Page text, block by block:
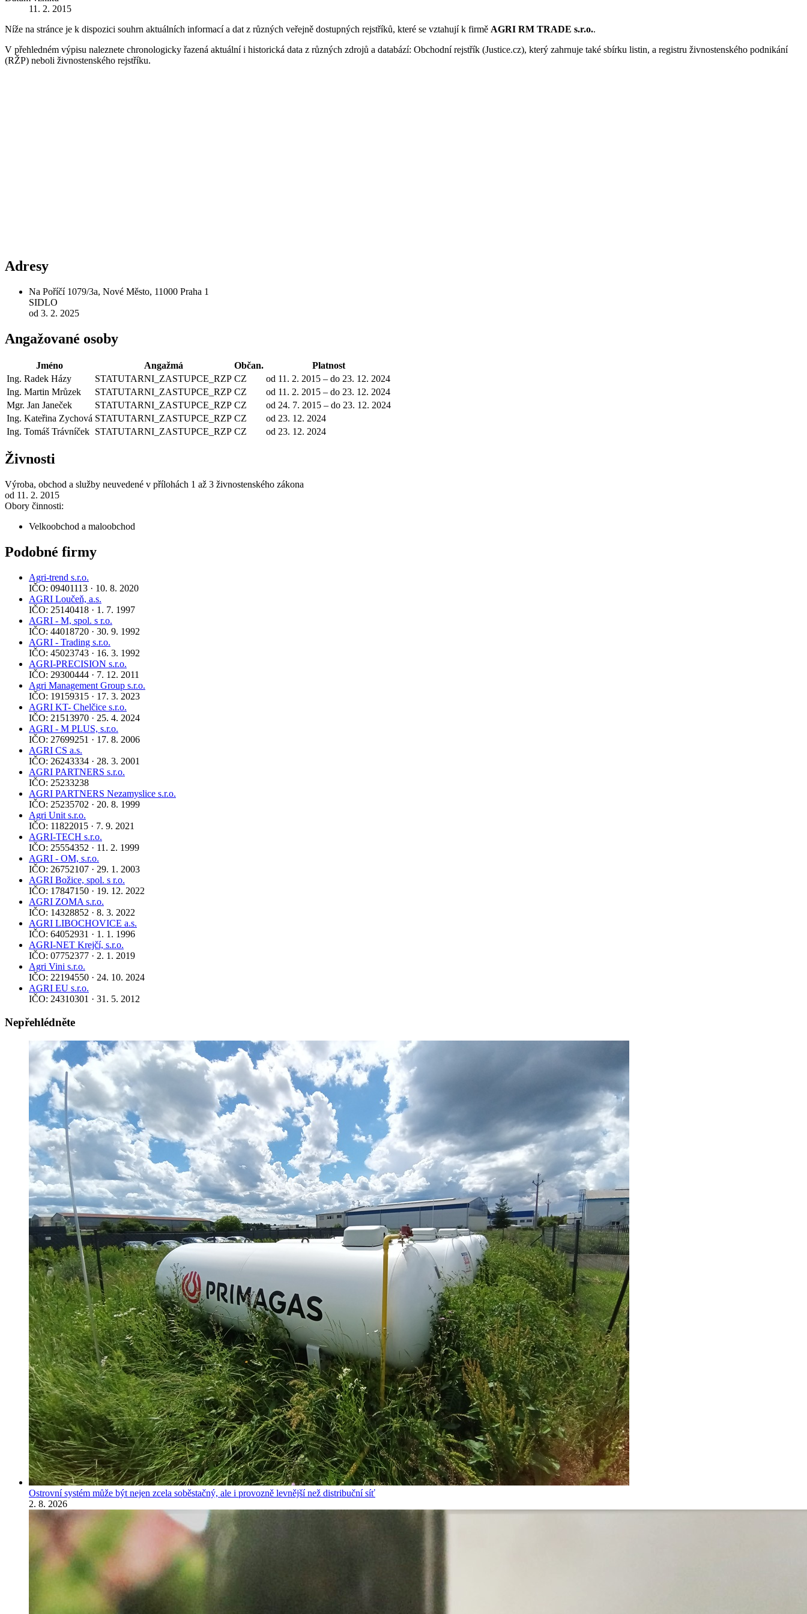
11. 2. 2015
Níže na stránce je k dispozici souhrn aktuálních informací a dat z různých veřejně dostupných rejstříků, které se vztahují k firmě AGRI RM TRADE s.r.o..
V přehledném výpisu naleznete chronologicky řazená aktuální i historická data z různých zdrojů a databází: Obchodní rejstřík (Justice.cz), který zahrnuje také sbírku listin, a registru živnostenského podnikání
(RŽP) neboli živnostenského rejstříku.
Adresy
Na Poříčí 1079/3a, Nové Město, 11000 Praha 1
SIDLO
od 3. 2. 2025
Angažované osoby
Jméno Angažmá Občan.
Platnost
Ing. Radek Házy
STATUTARNI_ZASTUPCE_RZP CZ
od 11. 2. 2015 – do 23. 12. 2024
Ing. Martin Mrůzek
STATUTARNI_ZASTUPCE_RZP CZ
od 11. 2. 2015 – do 23. 12. 2024
Mgr. Jan Janeček
STATUTARNI_ZASTUPCE_RZP CZ
od 24. 7. 2015 – do 23. 12. 2024
Ing. Kateřina Zychová STATUTARNI_ZASTUPCE_RZP CZ
od 23. 12. 2024
Ing. Tomáš Trávníček STATUTARNI_ZASTUPCE_RZP CZ od 23. 12. 2024
Živnosti
Výroba, obchod a služby neuvedené v přílohách 1 až 3 živnostenského zákona
od 11. 2. 2015
Obory činnosti:
Velkoobchod a maloobchod
Podobné firmy
Agri-trend s.r.o.
IČO: 09401113 · 10. 8. 2020
AGRI Loučeň, a.s.
IČO: 25140418 · 1. 7. 1997
AGRI - M, spol. s r.o.
IČO: 44018720 · 30. 9. 1992
AGRI - Trading s.r.o.
IČO: 45023743 · 16. 3. 1992
AGRI-PRECISION s.r.o.
IČO: 29300444 · 7. 12. 2011
Agri Management Group s.r.o.
IČO: 19159315 · 17. 3. 2023
AGRI KT- Chelčice s.r.o.
IČO: 21513970 · 25. 4. 2024
AGRI - M PLUS, s.r.o.
IČO: 27699251 · 17. 8. 2006
AGRI CS a.s.
IČO: 26243334 · 28. 3. 2001
AGRI PARTNERS s.r.o.
IČO: 25233238
AGRI PARTNERS Nezamyslice s.r.o.
IČO: 25235702 · 20. 8. 1999
Agri Unit s.r.o.
IČO: 11822015 · 7. 9. 2021
AGRI-TECH s.r.o.
IČO: 25554352 · 11. 2. 1999
AGRI - OM, s.r.o.
IČO: 26752107 · 29. 1. 2003
AGRI Božice, spol. s r.o.
IČO: 17847150 · 19. 12. 2022
AGRI ZOMA s.r.o.
IČO: 14328852 · 8. 3. 2022
AGRI LIBOCHOVICE a.s.
IČO: 64052931 · 1. 1. 1996
AGRI-NET Krejčí, s.r.o.
IČO: 07752377 · 2. 1. 2019
Agri Vini s.r.o.
IČO: 22194550 · 24. 10. 2024
AGRI EU s.r.o.
IČO: 24310301 · 31. 5. 2012
Nepřehlédněte
Ostrovní systém může být nejen zcela soběstačný, ale i provozně levnější než distribuční síť
2. 8. 2026